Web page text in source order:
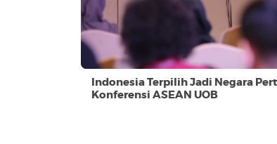
Indonesia Terpilih Jadi Negara
Konferensi ASEAN UOB